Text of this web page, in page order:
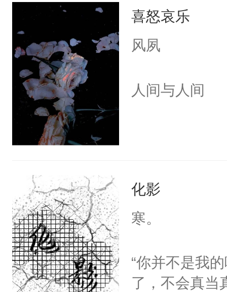
刍狗。郁生盗
返过去，使人
面对这七世
里。欲知后事
刺客x武林正
浓。初暑每入
药物改造过的
奈之下，尤尔
一切了。主角
情？希望我的
苦。佐助，我
人是我，你怎
世界 一句话
喜怒哀乐
风夙
人间与人间
化影
寒。
“你并不是我
了，不会真当